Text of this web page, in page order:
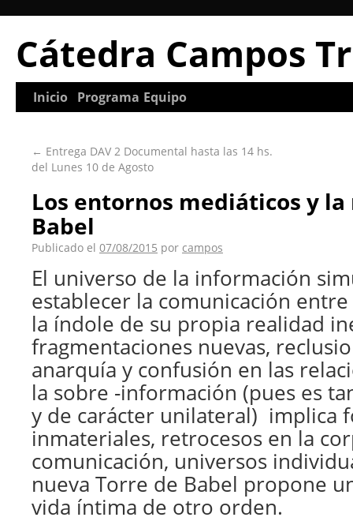
Cátedra Campos
Inicio Programa Equipo
← Entrega DAV 2 Documental hasta las 14 hs.
del Lunes 10 de Agosto
Los entornos mediáticos y
Babel
Publicado el 07/08/2015 por campos
El universo de la información
establecer la comunicación
la índole de su propia realidad
fragmentaciones nuevas,
anarquía y confusión en las
la sobre -información (pues es
y de carácter unilateral) implica
inmateriales, retrocesos en la
comunicación, universos
nueva Torre de Babel propone
vida íntima de otro orden.